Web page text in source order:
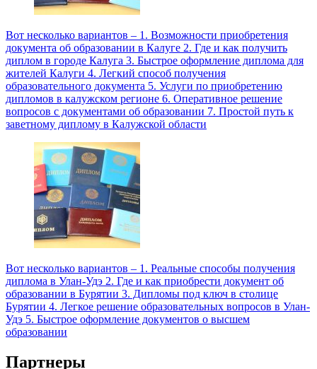
Вот несколько вариантов – 1. Возможности приобретения
документа об образовании в Калуге 2. Где и как получить
диплом в городе Калуга 3. Быстрое оформление диплома для
жителей Калуги 4. Легкий способ получения
образовательного документа 5. Услуги по приобретению
дипломов в калужском регионе 6. Оперативное решение
вопросов с документами об образовании 7. Простой путь к
заветному диплому в Калужской области
Вот несколько вариантов – 1. Реальные способы получения
диплома в Улан-Удэ 2. Где и как приобрести документ об
образовании в Бурятии 3. Дипломы под ключ в столице
Бурятии 4. Легкое решение образовательных вопросов в Улан-
Удэ 5. Быстрое оформление документов о высшем
образовании
Партнеры